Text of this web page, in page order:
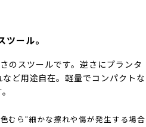
ール。
のスツールです。逆さにプランタ
ど用途自在。軽量でコンパクトな
むら"細かな擦れや傷が発生する場合